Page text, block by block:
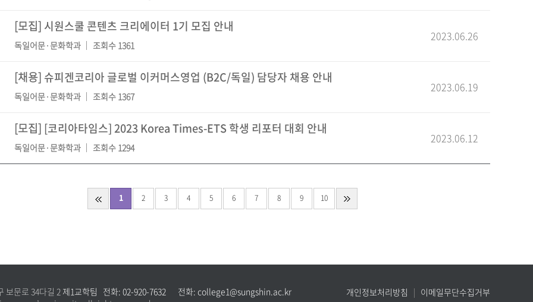
[모집] 시원스쿨 콘텐츠 크리에이터 1기 모집 안내
독일어문·문화학과 조회수 1361
2023.06.26
[채용] 슈피겐코리아 글로벌 이커머스영업 (B2C/독일) 담당자 채용 안내
독일어문·문화학과 조회수 1367
2023.06.19
[모집] [코리아타임스] 2023 Korea Times-ETS 학생 리포터 대회 안내
독일어문·문화학과 조회수 1294
2023.06.12
1 2 3 4 5 6 7 8 9 10
개인정보처리방침 이메일무단수집거부
보문로 34다길 2 제1교학팀 전화: 02-920-7632 전화: college1@sungshin.ac.kr